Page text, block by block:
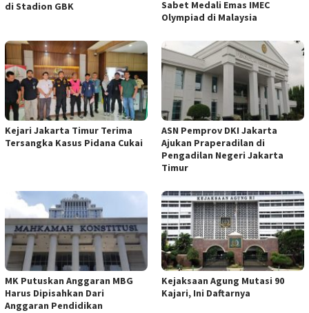
di Stadion GBK
Sabet Medali Emas IMEC
Olympiad di Malaysia
Kejari Jakarta Timur Terima
Tersangka Kasus Pidana Cukai
ASN Pemprov DKI Jakarta
Ajukan Praperadilan di
Pengadilan Negeri Jakarta
Timur
MK Putuskan Anggaran MBG
Harus Dipisahkan Dari
Anggaran Pendidikan
Kejaksaan Agung Mutasi 90
Kajari, Ini Daftarnya